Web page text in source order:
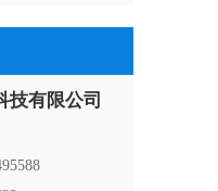
技有限公司